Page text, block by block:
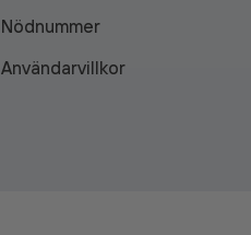
Nödnummer
Användarvillkor